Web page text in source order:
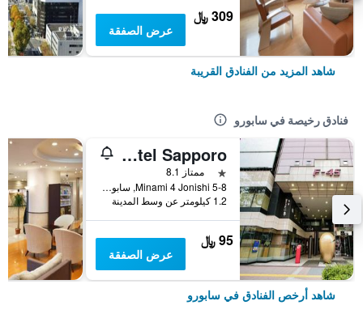
309 ﷼
عرض الصفقة
شاهد المزيد من الفنادق القريبة
فنادق رخيصة في سابورو
Theatel Sapporo
نجمة واحدة
ممتاز 8.1
Minami 4 Jonishi 5-8, سابورو, اليابان
1.2 كيلومتر عن وسط المدينة
95 ﷼
عرض الصفقة
شاهد أرخص الفنادق في سابورو